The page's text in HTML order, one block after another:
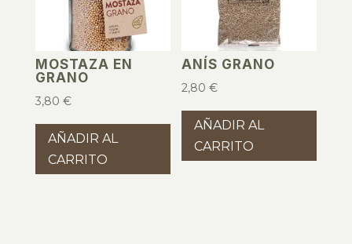
MOSTAZA EN
GRANO
3,80 €
AÑADIR AL
CARRITO
ANÍS GRANO
2,80€
AÑADIR AL
CARRITO